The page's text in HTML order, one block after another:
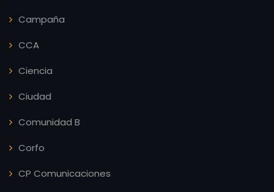
Campaña
CCA
Ciencia
Ciudad
Comunidad B
Corfo
CP Comunicaciones